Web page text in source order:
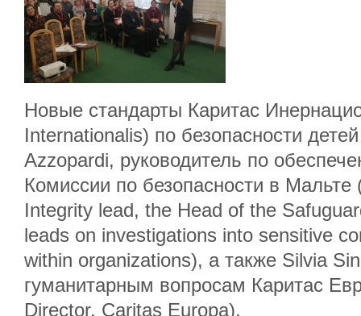
Новые стандарты Каритас
Internationalis) по безопасности
Azzopardi, руководитель по
Комиссии по безопасности в Мальте
Integrity lead, the Head of the
leads on investigations into sensitive
within organizations), а также Silvia
гуманитарным вопросам Каритас
Director, Caritas Europa).